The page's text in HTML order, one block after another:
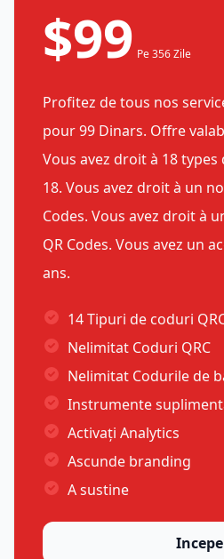
$99 Pe 356 Zile
Profitez de tous nos
pour 99 Dinars. Offre
Vous avez droit à 18 types
18. Vous avez droit à un
Codes. Vous avez droit à
QR Codes. Vous avez un
ans.
14 Tipuri de coduri
Nelimitat Coduri QRC
Nelimitat Codurile de
Instrumente
Activați Analytics
Ascunde branding
A sustine
Incepe